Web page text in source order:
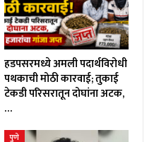
हडपसरमध्ये अमली पदार्थविरोधी
पथकाची मोठी कारवाई; तुकाई
टेकडी परिसरातून दोघांना अटक,
…
पुणे